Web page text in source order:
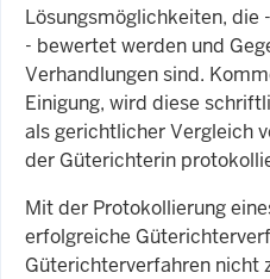
Lösungsmöglichkeiten, die
- bewertet werden und
Verhandlungen sind.
Einigung, wird diese
als gerichtlicher Vergleich
der Güterichterin
Mit der Protokollierung
erfolgreiche
Güterichterverfahren nicht